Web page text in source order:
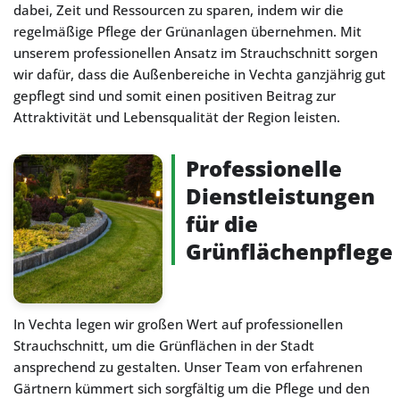
dabei, Zeit und Ressourcen zu sparen, indem wir die
regelmäßige Pflege der Grünanlagen übernehmen. Mit
unserem professionellen Ansatz im Strauchschnitt sorgen
wir dafür, dass die Außenbereiche in Vechta ganzjährig gut
gepflegt sind und somit einen positiven Beitrag zur
Attraktivität und Lebensqualität der Region leisten.
Professionelle
Dienstleistungen
für die
Grünflächenpflege
In Vechta legen wir großen Wert auf professionellen
Strauchschnitt, um die Grünflächen in der Stadt
ansprechend zu gestalten. Unser Team von erfahrenen
Gärtnern kümmert sich sorgfältig um die Pflege und den